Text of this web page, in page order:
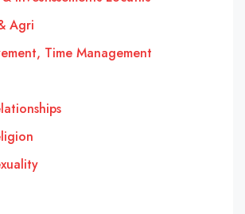
Agri
Time Management